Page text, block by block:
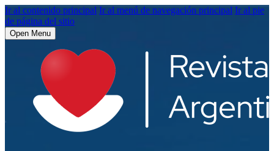
Ir al contenido principal Ir al menú de navegación principal Ir al pie
de página del sitio
Open Menu